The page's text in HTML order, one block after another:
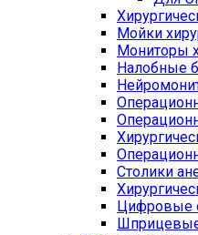
Мойки
Мониторы
Налобные
Столики
Цифровые